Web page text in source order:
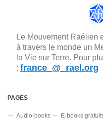
Le Mouvement Raélien
à travers le monde un
la Vie sur Terre. Pour
: france_@_rael.org
PAGES
Audio-books E-books